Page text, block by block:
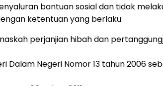
bantuan sosial dan tidak
ketentuan yang berlaku
perjanjian hibah dan
Negeri Nomor 13 tahun 2006